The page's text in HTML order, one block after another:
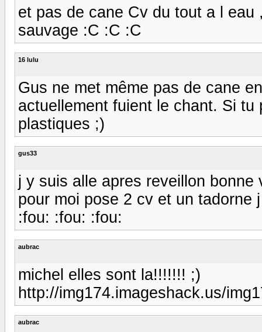
et pas de cane Cv du tout a l
sauvage :C :C :C
16 lulu
Gus ne met même pas de cane
actuellement fuient le chant. Si
plastiques ;)
gus33
j y suis alle apres reveillon bonne
pour moi pose 2 cv et un tadorne
:fou: :fou: :fou:
aubrac
michel elles sont la!!!!!!! ;)
http://img174.imageshack.us/
aubrac